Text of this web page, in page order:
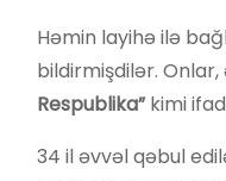
Həmin layihə ilə
bildirmişdilər. Onlar,
Respublika”kimi
34 il əvvəl qəbul